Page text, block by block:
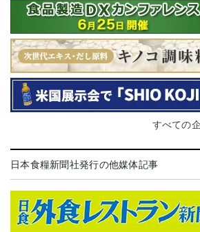
すべての
日本食糧新聞社発行の他媒体記事